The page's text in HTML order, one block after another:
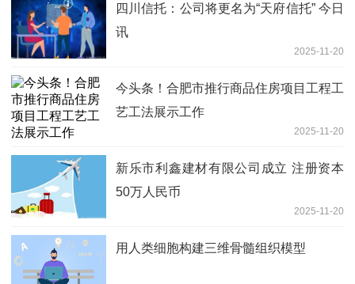
四川信托：公司将更名为“天府信托” 今日
讯
2025-11-20
今头条！合肥市推行商品住房项目工程工
艺工法展示工作
2025-11-20
新乐市利鑫建材有限公司成立 注册资本
50万人民币
2025-11-20
用人类细胞构建三维骨髓组织模型